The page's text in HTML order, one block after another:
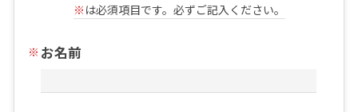
※ は必須項目です。必ずご記入ください。
お名前